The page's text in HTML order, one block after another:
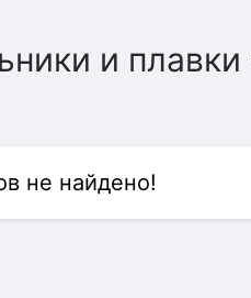
и плавки
не найдено!